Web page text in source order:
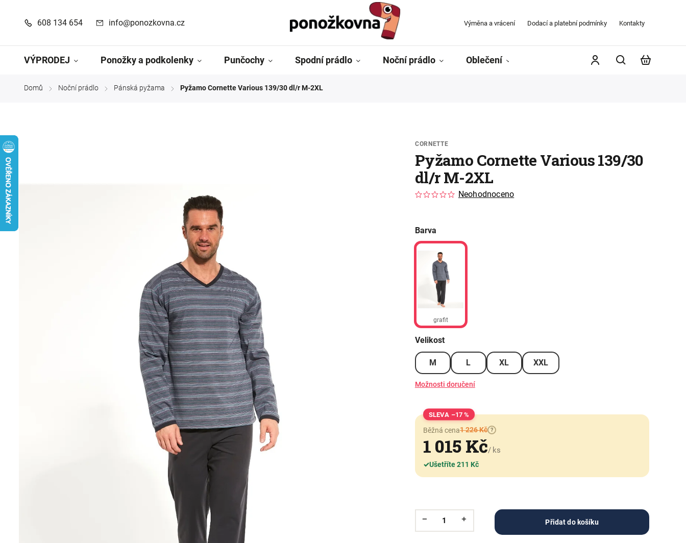
608 134 654 info@ponozkovna.cz Výměna a vrácení Dodací a platební podmínky Kontakty
VÝPRODEJ Ponožky a podkolenky Punčochy Spodní prádlo Noční prádlo Oblečení Kontakty
Domů / Noční prádlo / Pánská pyžama / Pyžamo Cornette Various 139/30 dl/r M-2XL
CORNETTE
Pyžamo Cornette Various 139/30
dl/r M-2XL
Neohodnoceno
Barva
grafit
Velikost
M L XL XXL
Možnosti doručení
–17 %
Běžná cena1 226 Kč ?
1 015 Kč/ ks
✓Ušetříte 211 Kč
Přidat do košíku